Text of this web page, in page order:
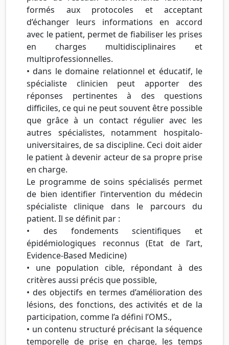
formés aux protocoles et acceptant
d’échanger leurs informations en accord
avec le patient, permet de fiabiliser les prises
en charges multidisciplinaires et
multiprofessionnelles.
• dans le domaine relationnel et éducatif, le
spécialiste clinicien peut apporter des
réponses pertinentes à des questions
difficiles, ce qui ne peut souvent être possible
que grâce à un contact régulier avec les
autres spécialistes, notamment hospitalo-
universitaires, de sa discipline. Ceci doit aider
le patient à devenir acteur de sa propre prise
en charge.
Le programme de soins spécialisés permet
de bien identifier l’intervention du médecin
spécialiste clinique dans le parcours du
patient. Il se définit par :
• des fondements scientifiques et
épidémiologiques reconnus (Etat de l’art,
Evidence-Based Medicine)
• une population cible, répondant à des
critères aussi précis que possible,
• des objectifs en termes d’amélioration des
lésions, des fonctions, des activités et de la
participation, comme l’a défini l’OMS.,
• un contenu structuré précisant la séquence
temporelle de prise en charge, les temps